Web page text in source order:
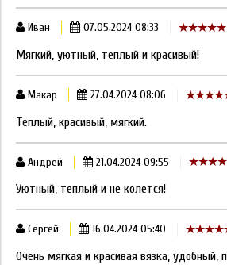
Иван 07.05.2024 08:33
Мягкий, уютный, теплый и красивый!
Макар 27.04.2024 08:06
Теплый, красивый, мягкий.
Андрей 21.04.2024 09:55
Уютный, теплый и не колется!
Сергей 16.04.2024 05:40
Очень мягкая и красивая вязка, удобный,